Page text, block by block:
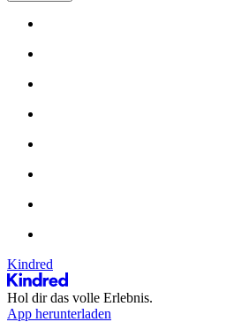
Kindred
Hol dir das volle Erlebnis.
App herunterladen